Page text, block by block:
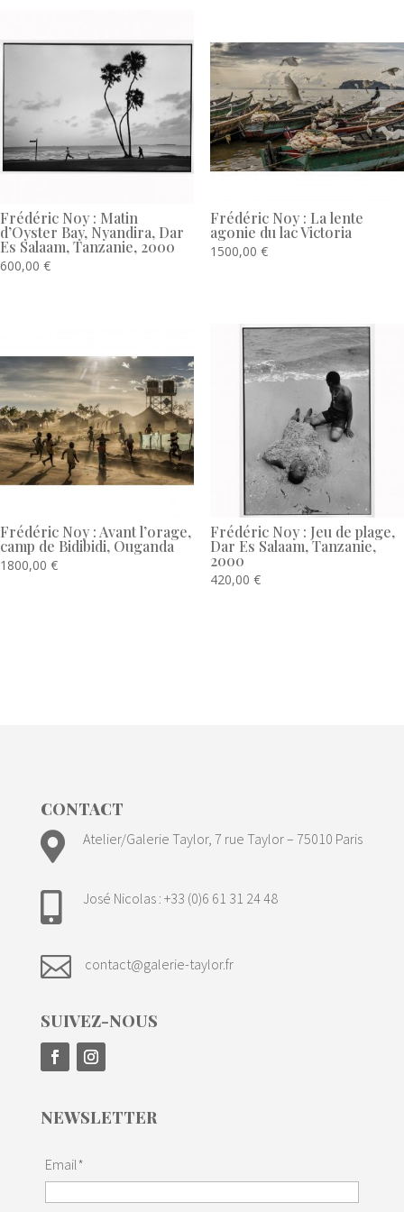
Frédéric Noy : Matin
d’Oyster Bay, Nyandira, Dar
Es Salaam, Tanzanie, 2000
600,00 €
Frédéric Noy : La lente
agonie du lac Victoria
1500,00 €
Frédéric Noy : Avant l’orage,
camp de Bidibidi, Ouganda
1800,00 €
Frédéric Noy : Jeu de plage,
Dar Es Salaam, Tanzanie,
2000
420,00 €
CONTACT
 Atelier/Galerie Taylor, 7 rue Taylor – 75010 Paris
 José Nicolas : +33 (0)6 61 31 24 48
 contact@galerie-taylor.fr
SUIVEZ-NOUS
NEWSLETTER
Email*